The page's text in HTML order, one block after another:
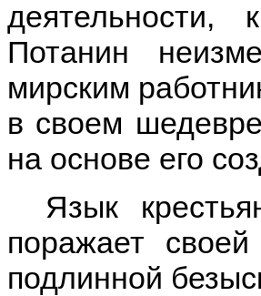
деятельности,
Потанин
мирским
в своем
на основе его
Язык
поражает
подлинной